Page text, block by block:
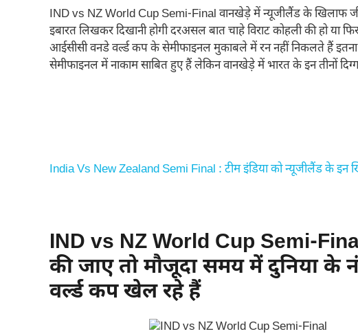
IND vs NZ World Cup Semi-Final वानखेड़े में न्यूजीलैंड के खिलाफ
इबारत लिखकर दिखानी होगी दरअसल बात चाहे विराट कोहली की हो या
आईसीसी वनडे वर्ल्ड कप के सेमीफाइनल मुकाबले में रन नहीं निकलते हैं
सेमीफाइनल में नाकाम साबित हुए हैं लेकिन वानखेड़े में भारत के इन तीनों
India Vs New Zealand Semi Final : टीम इंडिया को न्यूजीलैंड के इन
IND vs NZ World Cup Semi-
की जाए तो मौजूदा समय में दुनिया के
वर्ल्ड कप खेल रहे हैं